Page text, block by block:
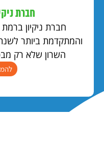
חברת
חברת ניקיון
והמתקדמת ביותר לשנת
השרון שלא רק